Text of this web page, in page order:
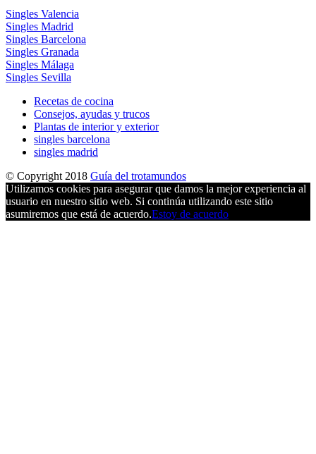
Singles Valencia
Singles Madrid
Singles Barcelona
Singles Granada
Singles Málaga
Singles Sevilla
Recetas de cocina
Consejos, ayudas y trucos
Plantas de interior y exterior
singles barcelona
singles madrid
© Copyright 2018 Guía del trotamundos
Utilizamos cookies para asegurar que damos la mejor experiencia al
usuario en nuestro sitio web. Si continúa utilizando este sitio
asumiremos que está de acuerdo.Estoy de acuerdo